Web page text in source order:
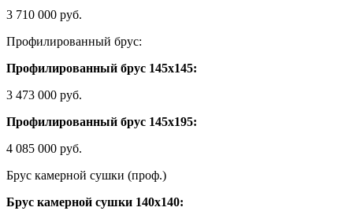
3 710 000 руб.
Профилированный брус:
Профилированный брус 145х145:
3 473 000 руб.
Профилированный брус 145х195:
4 085 000 руб.
Брус камерной сушки (проф.)
Брус камерной сушки 140х140: